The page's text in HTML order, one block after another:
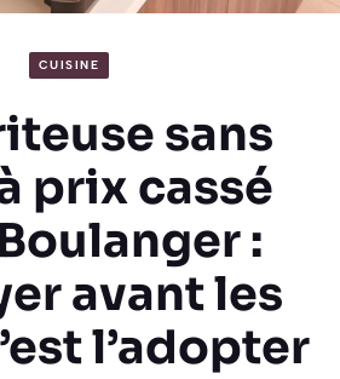
CUISINE
sans
prix cassé
:
avant les
l’adopter